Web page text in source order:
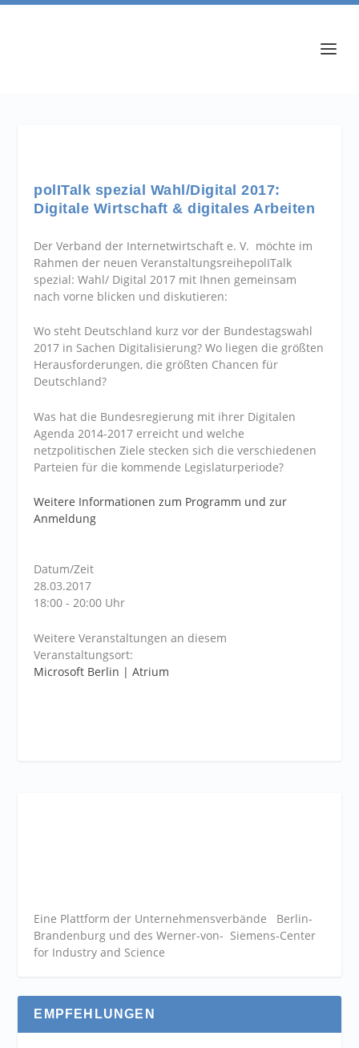
polITalk spezial Wahl/Digital 2017:
Digitale Wirtschaft & digitales Arbeiten
Der Verband der Internetwirtschaft e. V. möchte im
Rahmen der neuen VeranstaltungsreihepolITalk
spezial: Wahl/ Digital 2017 mit Ihnen gemeinsam
nach vorne blicken und diskutieren:
Wo steht Deutschland kurz vor der Bundestagswahl
2017 in Sachen Digitalisierung? Wo liegen die größten
Herausforderungen, die größten Chancen für
Deutschland?
Was hat die Bundesregierung mit ihrer Digitalen
Agenda 2014-2017 erreicht und welche
netzpolitischen Ziele stecken sich die verschiedenen
Parteien für die kommende Legislaturperiode?
Weitere Informationen zum Programm und zur
Anmeldung
Datum/Zeit
28.03.2017
18:00 - 20:00 Uhr
Weitere Veranstaltungen an diesem
Veranstaltungsort:
Microsoft Berlin | Atrium
Eine Plattform der Unternehmensverbände Berlin-
Brandenburg und des Werner-von- Siemens-Center
for Industry and Science
EMPFEHLUNGEN